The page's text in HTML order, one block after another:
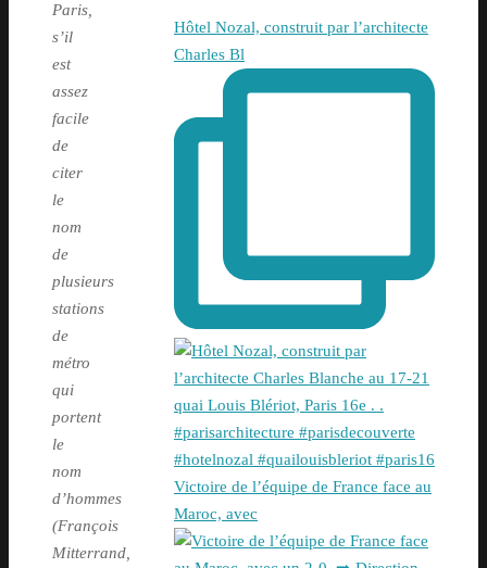
Paris,
s’il
est
assez
facile
de
citer
le
nom
de
plusieurs
stations
de
métro
qui
portent
le
nom
d’hommes
(François
Mitterrand,
Hôtel Nozal, construit par l’architecte
Charles Bl
Victoire de l’équipe de France face au
Maroc, avec